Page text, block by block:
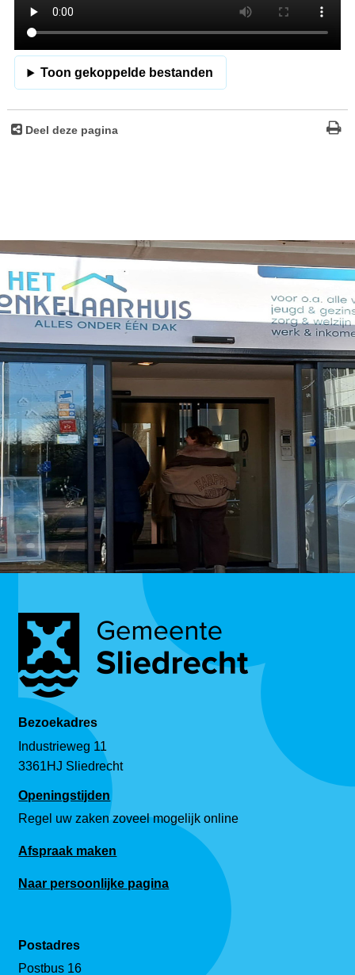
Toon gekoppelde bestanden
Deel deze pagina
Bezoekadres
Industrieweg 11
3361HJ Sliedrecht
Openingstijden
Regel uw zaken zoveel mogelijk online
Afspraak maken
Naar persoonlijke pagina
Postadres
Postbus 16